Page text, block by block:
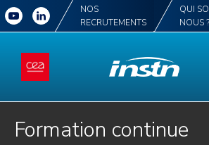
NOS
RECRUTEMENTS
QUI
NOUS ?
Formation continue